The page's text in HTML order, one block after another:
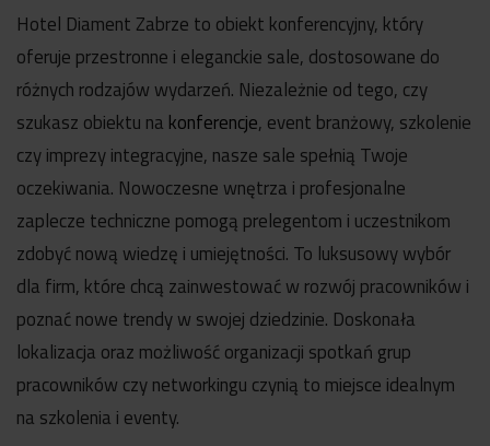
Hotel Diament Zabrze to obiekt konferencyjny, który
oferuje przestronne i eleganckie sale, dostosowane do
różnych rodzajów wydarzeń. Niezależnie od tego, czy
szukasz obiektu na konferencje, event branżowy, szkolenie
czy imprezy integracyjne, nasze sale spełnią Twoje
oczekiwania. Nowoczesne wnętrza i profesjonalne
zaplecze techniczne pomogą prelegentom i uczestnikom
zdobyć nową wiedzę i umiejętności. To luksusowy wybór
dla firm, które chcą zainwestować w rozwój pracowników i
poznać nowe trendy w swojej dziedzinie. Doskonała
lokalizacja oraz możliwość organizacji spotkań grup
pracowników czy networkingu czynią to miejsce idealnym
na szkolenia i eventy.